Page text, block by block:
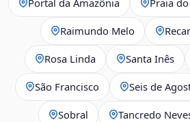
Raimundo Melo
Rosa Linda Santa Inês
São Francisco Seis de
Sobral Tancredo